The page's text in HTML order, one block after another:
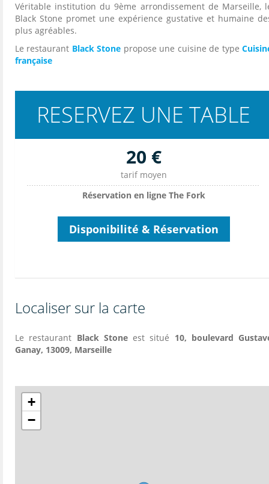
Véritable institution du 9ème arrondissement de Marseille,
Black Stone promet une expérience gustative et humaine
plus agréables.
Le restaurant Black Stone propose une cuisine de type
française
RESERVEZ UNE TABLE
20 €
tarif moyen
Réservation en ligne The Fork
Disponibilité & Réservation
Localiser sur la carte
Le restaurant Black Stoneest situé 10, boulevard
Ganay, 13009, Marseille
+
−